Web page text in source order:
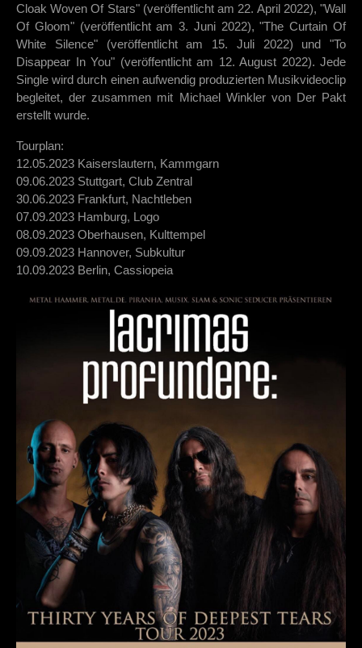
Cloak Woven Of Stars" (veröffentlicht am 22. April 2022), "Wall
Of Gloom" (veröffentlicht am 3. Juni 2022), "The Curtain Of
White Silence" (veröffentlicht am 15. Juli 2022) und "To
Disappear In You" (veröffentlicht am 12. August 2022). Jede
Single wird durch einen aufwendig produzierten Musikvideoclip
begleitet, der zusammen mit Michael Winkler von Der Pakt
erstellt wurde.
Tourplan:
12.05.2023 Kaiserslautern, Kammgarn
09.06.2023 Stuttgart, Club Zentral
30.06.2023 Frankfurt, Nachtleben
07.09.2023 Hamburg, Logo
08.09.2023 Oberhausen, Kulttempel
09.09.2023 Hannover, Subkultur
10.09.2023 Berlin, Cassiopeia